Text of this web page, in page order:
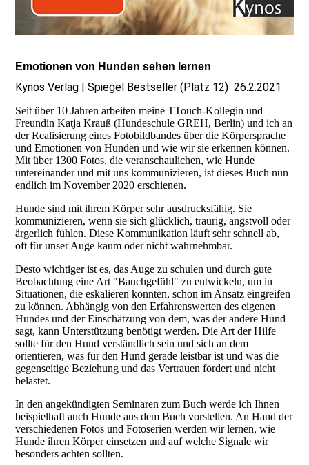
Emotionen von Hunden sehen lernen
Kynos Verlag | Spiegel Bestseller (Platz 12) 26.2.2021
Seit über 10 Jahren arbeiten meine TTouch-Kollegin und
Freundin Katja Krauß (Hundeschule GREH, Berlin) und ich an
der Realisierung eines Fotobildbandes über die Körpersprache
und Emotionen von Hunden und wie wir sie erkennen können.
Mit über 1300 Fotos, die veranschaulichen, wie Hunde
untereinander und mit uns kommunizieren, ist dieses Buch nun
endlich im November 2020 erschienen.
Hunde sind mit ihrem Körper sehr ausdrucksfähig. Sie
kommunizieren, wenn sie sich glücklich, traurig, angst­voll oder
ärgerlich fühlen. Diese Kommunikation läuft sehr schnell ab,
oft für unser Auge kaum oder nicht wahrnehmbar.
Desto wichtiger ist es, das Auge zu schulen und durch gute
Beobachtung eine Art "Bauchgefühl" zu entwickeln, um in
Situationen, die eskalieren könnten, schon im Ansatz eingreifen
zu können. Abhängig von den Erfahrens­werten des eigenen
Hundes und der Einschätzung von dem, was der andere Hund
sagt, kann Unterstützung benötigt werden. Die Art der Hilfe
sollte für den Hund verständlich sein und sich an dem
orientieren, was für den Hund gerade leistbar ist und was die
gegenseitige Beziehung und das Vertrauen fördert und nicht
belastet.
In den angekündigten Seminaren zum Buch werde ich Ihnen
beispielhaft auch Hunde aus dem Buch vorstellen. An Hand der
verschiedenen Fotos und Fotoserien werden wir lernen, wie
Hunde ihren Körper einsetzen und auf welche Signale wir
besonders achten sollten.